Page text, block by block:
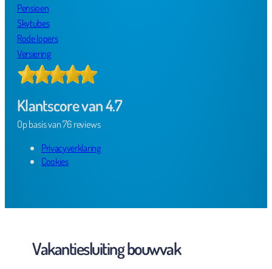
Pensioen
Skytubes
Rode lopers
Versiering
Klantscore van 4.7
Op basis van 76 reviews
Privacyverklaring
Cookies
Vakantiesluiting bouwvak